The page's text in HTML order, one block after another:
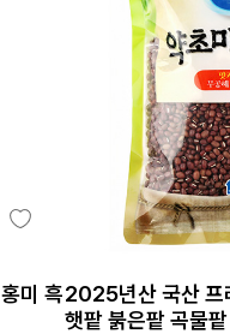
미 흑2025년산 국산
햇팥 붉은팥 곡물